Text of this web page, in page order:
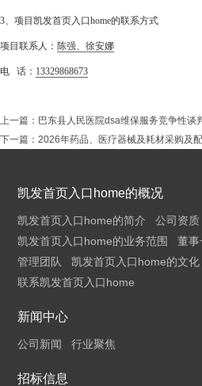
3、项目凯发首页入口home的联系方式
项目联系人： 陈强、徐安娜
电 话： 13329868673
上一篇： 巴东县人民医院dsa维保服务竞争性谈
下一篇： 2026年药品、医疗器械及耗材采购及
凯发首页入口home的概况
凯发首页入口home的简介
公司资质
凯发首页入口home的业务范围
董
管理团队
凯发首页入口home的文化
联系凯发首页入口home
新闻中心
公司新闻 行业聚焦
招标信息